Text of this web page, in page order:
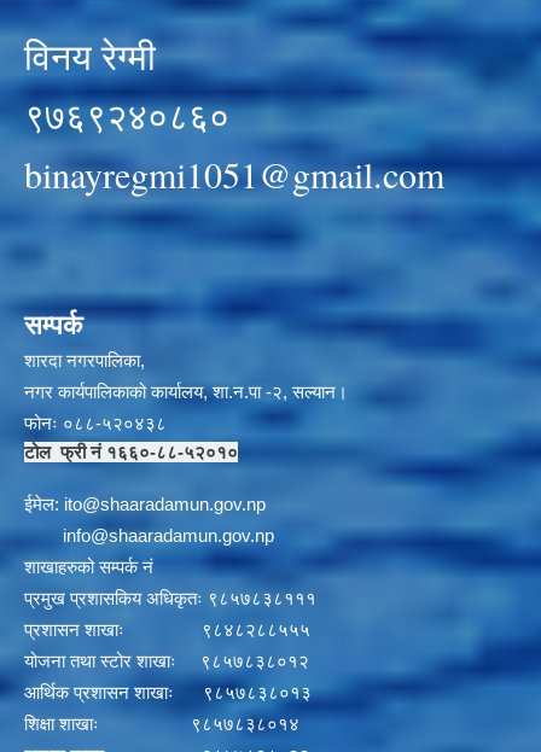
विनय रेग्मी
९७६९२४०८६०
binayregmi1051@gmail.com
सम्पर्क
शारदा नगरपालिका,
नगर कार्यपालिकाको कार्यालय, शा.न.पा -२, सल्यान।
फोनः ०८८-५२०४३८
टोल फ्री नं १६६०-८८-५२०१०
ईमेल: ito@shaaradamun.gov.np
info@shaaradamun.gov.np
शाखाहरुको सम्पर्क नं
प्रमुख प्रशासकिय अधिकृतः ९८५७८३८१११
प्रशासन शाखाः ९८४८२८८५५५
योजना तथा स्टोर शाखाः ९८५७८३८०१२
आर्थिक प्रशासन शाखाः ९८५७८३८०१३
शिक्षा शाखाः ९८५७८३८०१४